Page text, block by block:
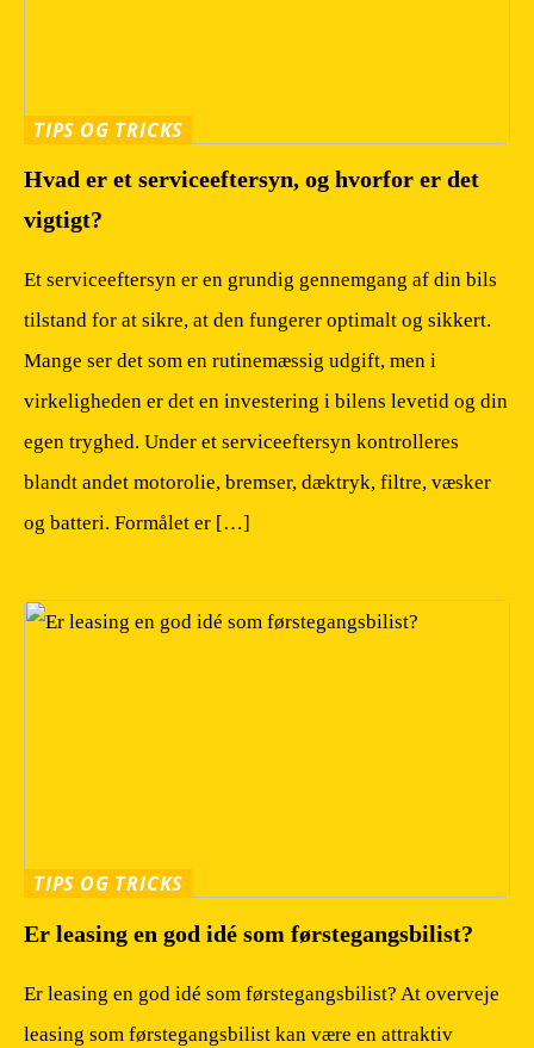
TIPS OG TRICKS
Hvad er et serviceeftersyn, og hvorfor er det
vigtigt?
Et serviceeftersyn er en grundig gennemgang af din bils
tilstand for at sikre, at den fungerer optimalt og sikkert.
Mange ser det som en rutinemæssig udgift, men i
virkeligheden er det en investering i bilens levetid og din
egen tryghed. Under et serviceeftersyn kontrolleres
blandt andet motorolie, bremser, dæktryk, filtre, væsker
og batteri. Formålet er […]
TIPS OG TRICKS
Er leasing en god idé som førstegangsbilist?
Er leasing en god idé som førstegangsbilist? At overveje
leasing som førstegangsbilist kan være en attraktiv